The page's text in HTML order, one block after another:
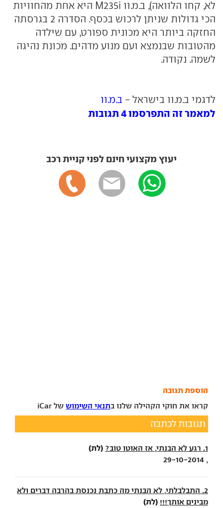
לא, קחו הלוואה), ב.מ.וו M235i היא אחת מהחוויות
הכי גדולות שניתן לרכוש בכסף. הסדרה 2 בגרסתה
החזקה ביותר היא מכונית ספורט, עם שילדה
מהטובות שבנמצא ועם מנוע מדהים. מכונת נהיגה
לשמה. נקודה.
לדגמי ב.מ.וו בישראל - ב.מ.וו
למאמר זה התפרסמו 4 תגובות
יעוץ מקצועי חינם לפני קניית רכב
הוספת תגובה
קראו את חוקי הקהילה שלנו בתנאי השימוש של iCar
תגובות לכתבה
1. רגע לא הבנתי, אז האוטו טוב? (לת)
, 29-10-2014
2. התבלבלתי, לא הבנתי מה כתבת נכנסת בהרבה דברים ולא
מבינים אותך!!! (לת)